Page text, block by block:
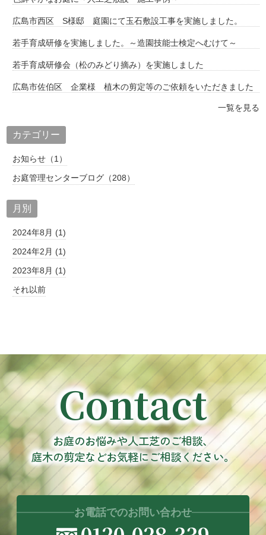
広島市西区 S様邸 庭園にて玉石敷設工事を実施しました。
若手育成研修を実施しました。～造園技能士検定へむけて～
若手育成研修会（松のみどり摘み）を実施しました
広島市佐伯区 企業様 植木の剪定等のご依頼をいただきました
一覧を見る
カテゴリー
お知らせ（1）
お庭管理センターブログ（208）
月別
2024年8月 (1)
2024年2月 (1)
2023年8月 (1)
それ以前
Contact
お庭のお悩みや人工芝のご相談、
庭木の剪定などお気軽にご相談ください。
お電話でのお問い合わせ